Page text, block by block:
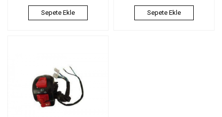
Sepete Ekle Sepete Ekle